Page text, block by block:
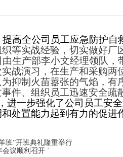
高全公司员工应急防护自
等实战经验，切实做好厂
由生产部李小文经理领队，
战演习， 在生产和采购两
抑制火苗嚣张的气焰，有
件、组织员工迅速安全疏
进一步强化了公司员工安
处置能力起到有力的促
班”开班典礼隆重举行
会议顺利召开 `